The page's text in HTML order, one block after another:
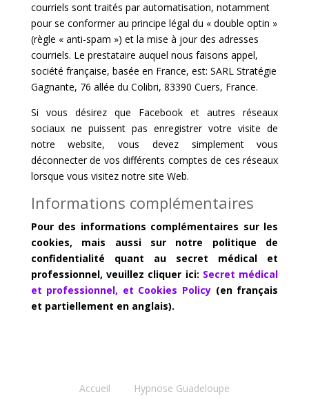
courriels sont traités par automatisation, notamment
pour se conformer au principe légal du « double optin »
(règle « anti-spam ») et la mise à jour des adresses
courriels. Le prestataire auquel nous faisons appel,
société française, basée en France, est: SARL Stratégie
Gagnante, 76 allée du Colibri, 83390 Cuers, France.
Si vous désirez que Facebook et autres réseaux
sociaux ne puissent pas enregistrer votre visite de
notre website, vous devez simplement vous
déconnecter de vos différents comptes de ces réseaux
lorsque vous visitez notre site Web.
Informations complémentaires
Pour des informations complémentaires sur les
cookies, mais aussi sur notre politique de
confidentialité quant au secret médical et
professionnel, veuillez cliquer ici: Secret médical
et professionnel, et Cookies Policy (en français
et partiellement en anglais).
Accueil Hypnose Guadeloupe